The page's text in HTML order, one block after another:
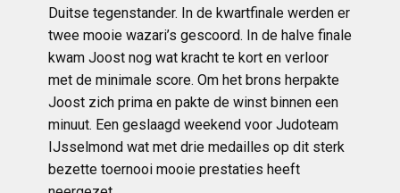
Duitse tegenstander. In de kwartfinale werden er
twee mooie wazari’s gescoord. In de halve finale
kwam Joost nog wat kracht te kort en verloor
met de minimale score. Om het brons herpakte
Joost zich prima en pakte de winst binnen een
minuut. Een geslaagd weekend voor Judoteam
IJsselmond wat met drie medailles op dit sterk
bezette toernooi mooie prestaties heeft